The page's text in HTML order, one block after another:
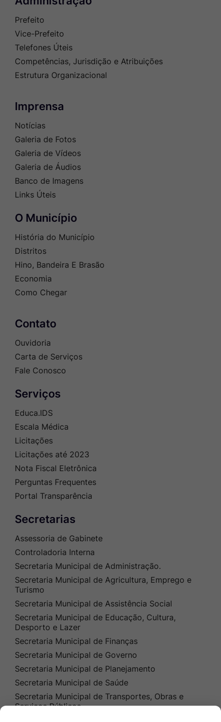
Prefeito
Vice-Prefeito
Telefones Úteis
Competências, Jurisdição e Atribuições
Estrutura Organizacional
Imprensa
Notícias
Galeria de Fotos
Galeria de Vídeos
Galeria de Áudios
Banco de Imagens
Links Úteis
O Município
História do Município
Distritos
Hino, Bandeira E Brasão
Economia
Como Chegar
Contato
Ouvidoria
Carta de Serviços
Fale Conosco
Serviços
Educa.IDS
Escala Médica
Licitações
Licitações até 2023
Nota Fiscal Eletrônica
Perguntas Frequentes
Portal Transparência
Secretarias
Assessoria de Gabinete
Controladoria Interna
Secretaria Municipal de Administração.
Secretaria Municipal de Agricultura, Emprego e
Turismo
Secretaria Municipal de Assistência Social
Secretaria Municipal de Educação, Cultura,
Desporto e Lazer
Secretaria Municipal de Finanças
Secretaria Municipal de Governo
Secretaria Municipal de Planejamento
Secretaria Municipal de Saúde
Secretaria Municipal de Transportes, Obras e
Serviços Públicos